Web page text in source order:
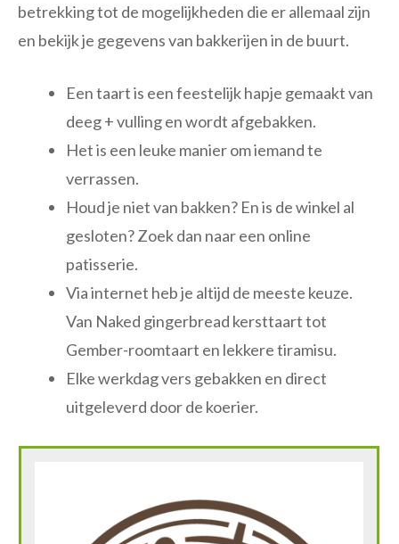
betrekking tot de mogelijkheden die er allemaal zijn
en bekijk je gegevens van bakkerijen in de buurt.
Een taart is een feestelijk hapje gemaakt van
deeg + vulling en wordt afgebakken.
Het is een leuke manier om iemand te
verrassen.
Houd je niet van bakken? En is de winkel al
gesloten? Zoek dan naar een online
patisserie.
Via internet heb je altijd de meeste keuze.
Van Naked gingerbread kersttaart tot
Gember-roomtaart en lekkere tiramisu.
Elke werkdag vers gebakken en direct
uitgeleverd door de koerier.